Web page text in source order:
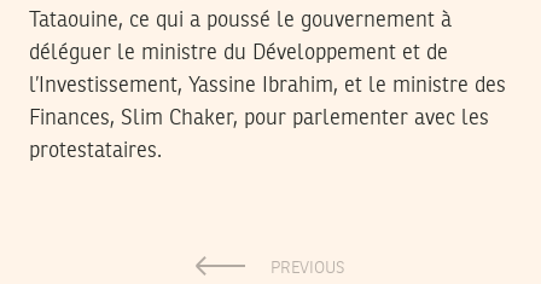
Tataouine, ce qui a poussé le gouvernement à
déléguer le ministre du Développement et de
l’Investissement, Yassine Ibrahim, et le ministre des
Finances, Slim Chaker, pour parlementer avec les
protestataires.
PREVIOUS